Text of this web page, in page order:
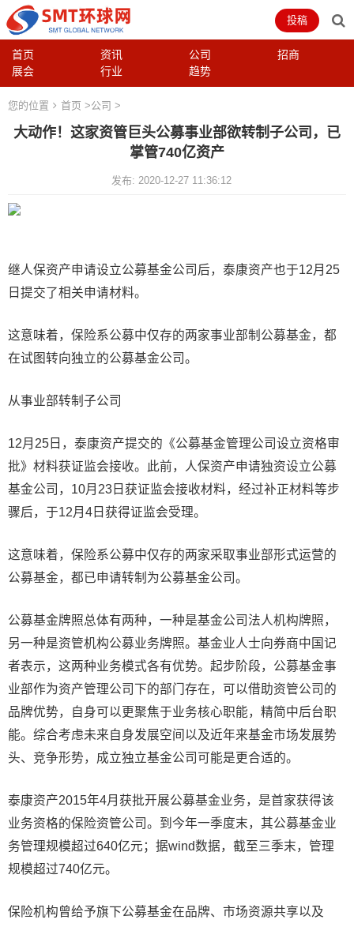
首页 资讯 公司
招商
展会
行业 趋势
投稿
您的位置 首页 >公司 >
大动作！这家资管巨头公募事业部欲转制子公司，已
掌管740亿资产
发布: 2020-12-27 11:36:12
继人保资产申请设立公募基金公司后，泰康资产也于12月25
日提交了相关申请材料。
这意味着，保险系公募中仅存的两家事业部制公募基金，都
在试图转向独立的公募基金公司。
从事业部转制子公司
12月25日，泰康资产提交的《公募基金管理公司设立资格审
批》材料获证监会接收。此前，人保资产申请独资设立公募
基金公司，10月23日获证监会接收材料，经过补正材料等步
骤后，于12月4日获得证监会受理。
这意味着，保险系公募中仅存的两家采取事业部形式运营的
公募基金，都已申请转制为公募基金公司。
公募基金牌照总体有两种，一种是基金公司法人机构牌照，
另一种是资管机构公募业务牌照。基金业人士向券商中国记
者表示，这两种业务模式各有优势。起步阶段，公募基金事
业部作为资产管理公司下的部门存在，可以借助资管公司的
品牌优势，自身可以更聚焦于业务核心职能，精简中后台职
能。综合考虑未来自身发展空间以及近年来基金市场发展势
头、竞争形势，成立独立基金公司可能是更合适的。
泰康资产2015年4月获批开展公募基金业务，是首家获得该
业务资格的保险资管公司。到今年一季度末，其公募基金业
务管理规模超过640亿元；据wind数据，截至三季末，管理
规模超过740亿元。
保险机构曾给予旗下公募基金在品牌、市场资源共享以及